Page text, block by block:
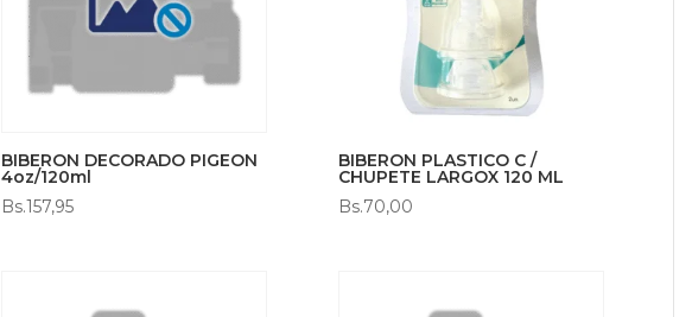
BIBERON DECORADO PIGEON
4oz/120ml
Bs.157,95
BIBERON PLASTICO C /
CHUPETE LARGOX 120 ML
Bs.70,00